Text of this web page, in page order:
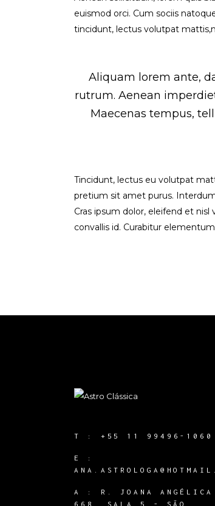
euismod orci. Cum sociis
tincidunt, lectus volutpat
Aliquam lorem ante,
rutrum. Aenean
Maecenas tempus,
Tincidunt, lectus eu volutpat
pretium sit amet purus.
Cras ipsum dolor, eleifend et
convallis id. Curabitur
T : +55 11 99496-1060
E :
A :
R. JOANA ANGÉLICA
668, SALA 5 - SÃO